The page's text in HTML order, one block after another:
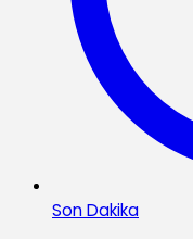
Son Dakika